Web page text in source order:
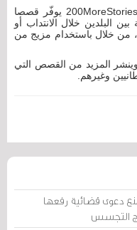
وأضاف موقع بحرين ووتش أنّ موقع #200MoreStories يوفّر قصصا
البلدين خلال الانتداب أو
من خلال باستخدام مزيج من
المزيد من القصص التي
وغيرهم.
دعوى قضائية رفعها
التجسس